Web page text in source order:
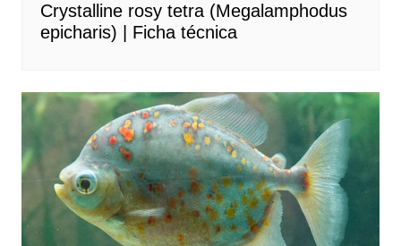
Crystalline rosy tetra (Megalamphodus
epicharis) | Ficha técnica